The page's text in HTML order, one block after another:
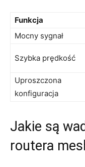
Funkcja
Mocny sygnał
Szybka prędkość
Uproszczona
konfiguracja
Jakie są
routera